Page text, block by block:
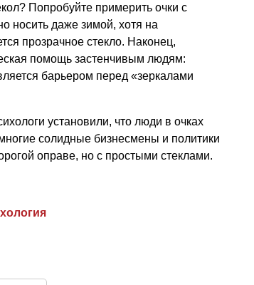
Попробуйте примерить очки с
носить даже зимой, хотя на
прозрачное стекло. Наконец,
помощь застенчивым людям:
барьером перед «зеркалами
установили, что люди в очках
солидные бизнесмены и политики
оправе, но с простыми стеклами.